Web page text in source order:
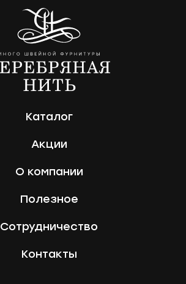
Каталог
Акции
О компании
Полезное
Сотрудничество
Контакты